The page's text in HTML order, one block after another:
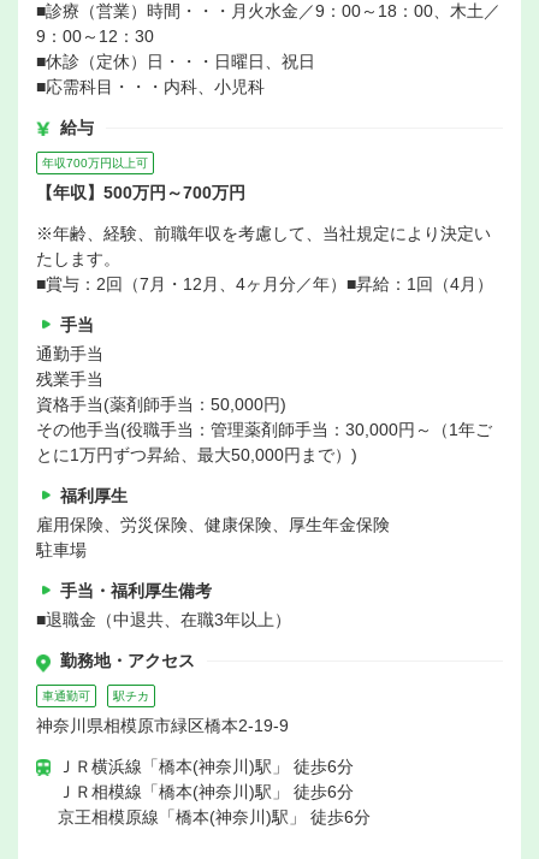
■診療（営業）時間・・・月火水金／9：00～18：00、木土／
9：00～12：30
■休診（定休）日・・・日曜日、祝日
■応需科目・・・内科、小児科
給与
年収700万円以上可
【年収】500万円～700万円
※年齢、経験、前職年収を考慮して、当社規定により決定い
たします。
■賞与：2回（7月・12月、4ヶ月分／年）■昇給：1回（4月）
手当
通勤手当
残業手当
資格手当(薬剤師手当：50,000円)
その他手当(役職手当：管理薬剤師手当：30,000円～（1年ご
とに1万円ずつ昇給、最大50,000円まで）)
福利厚生
雇用保険、労災保険、健康保険、厚生年金保険
駐車場
手当・福利厚生備考
■退職金（中退共、在職3年以上）
勤務地・アクセス
車通勤可 駅チカ
神奈川県相模原市緑区橋本2-19-9
ＪＲ横浜線「橋本(神奈川)駅」 徒歩6分
ＪＲ相模線「橋本(神奈川)駅」 徒歩6分
京王相模原線「橋本(神奈川)駅」 徒歩6分